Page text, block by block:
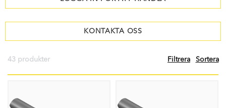
KONTAKTA OSS
43 produkter Filtrera Sortera